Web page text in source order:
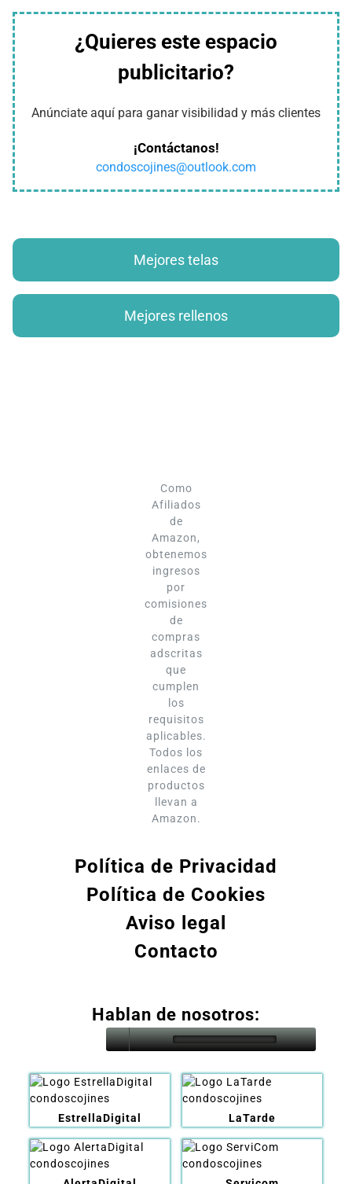
¿Quieres este espacio
publicitario?
Anúnciate aquí para ganar visibilidad y más clientes
¡Contáctanos!
condoscojines@outlook.com
Mejores telas
Mejores rellenos
Como
Afiliados
de
Amazon,
obtenemos
ingresos
por
comisiones
de
compras
adscritas
que
cumplen
los
requisitos
aplicables.
Todos los
enlaces de
productos
llevan a
Amazon.
Política de Privacidad
Política de Cookies
Aviso legal
Contacto
Hablan de nosotros:
EstrellaDigital LaTarde